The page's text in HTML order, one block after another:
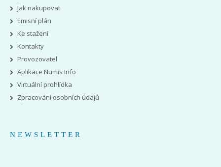
Jak nakupovat
Emisní plán
Ke stažení
Kontakty
Provozovatel
Aplikace Numis Info
Virtuální prohlídka
Zpracování osobních údajů
NEWSLETTER